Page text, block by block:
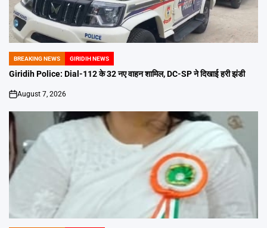
POSTED
IN
BREAKING NEWS GIRIDIH NEWS
Giridih Police: Dial-112 के 32 नए वाहन शामिल, DC-SP ने दिखाई हरी झंडी
on
August 7, 2026